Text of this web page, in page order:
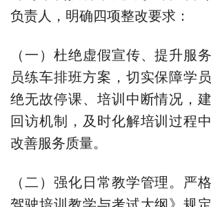
负责人，明确四项整改要求：
（一）杜绝虚假宣传、提升服
员练车排班方案，切实保障学
绝无故停课、培训中断情况，
回访机制，及时化解培训过程
改善服务质量。
（二）强化日常教学管理。严
驾驶培训教学与考试大纲》规定